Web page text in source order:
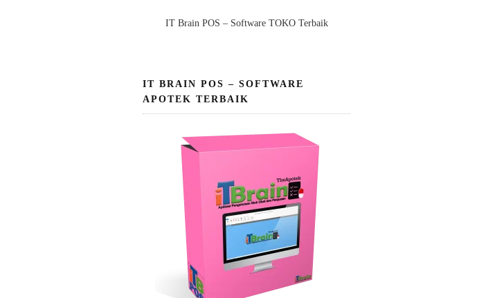
IT Brain POS – Software TOKO Terbaik
IT BRAIN POS – SOFTWARE
APOTEK TERBAIK